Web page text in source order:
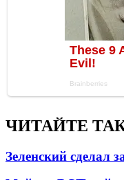
ЧИТАЙТЕ
Зеленский сделал